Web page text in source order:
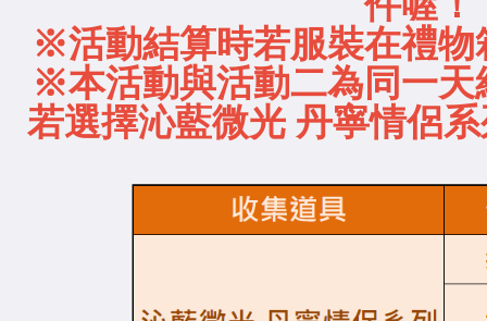
※活動結算時若服裝在禮物
※本活動與活動二為同一天
若選擇沁藍微光 丹寧情侶